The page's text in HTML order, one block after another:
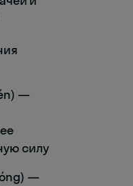
—
силу
—